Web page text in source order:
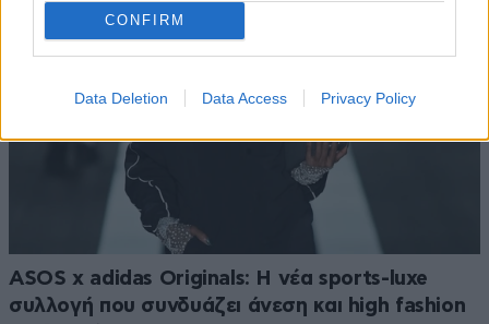
CONFIRM
Data Deletion Data Access Privacy Policy
ASOS x adidas Originals: Η νέα sports-luxe
συλλογή που συνδυάζει άνεση και high fashion